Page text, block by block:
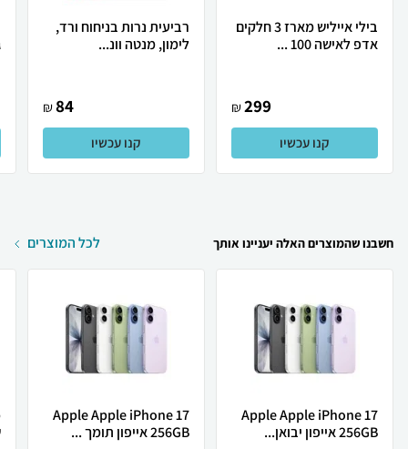
בילי אייליש מארז 3 חלקים
אדפ לאישה 100 ...
299
₪
קנו עכשיו
רביעית נרות בניחוח ורד,
לימון, מנטה וונ...
84
₪
קנו עכשיו
חשבנו שהמוצרים האלה יעניינו אותך לכל המוצרים
Apple Apple iPhone 17
256GB אייפון יבואן...
Apple Apple iPhone 17
256GB אייפון תומך ...